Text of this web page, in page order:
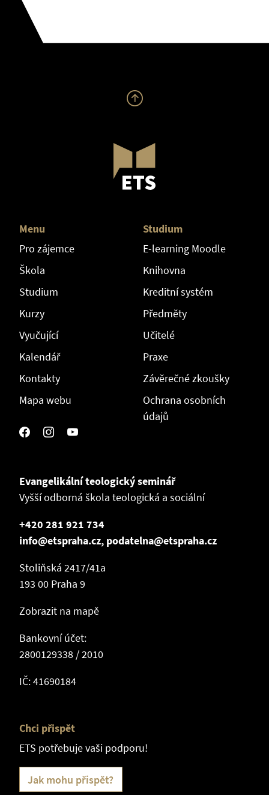
Menu
Pro zájemce
Škola
Studium
Kurzy
Vyučující
Kalendář
Kontakty
Mapa webu
Studium
E-learning Moodle
Knihovna
Kreditní systém
Předměty
Učitelé
Praxe
Závěrečné zkoušky
Ochrana osobních
údajů
Evangelikální teologický seminář
Vyšší odborná škola teologická a sociální
+420 281 921 734
info@etspraha.cz, podatelna@etspraha.cz
Stoliňská 2417/41a
193 00 Praha 9
Zobrazit na mapě
Bankovní účet:
2800129338 / 2010
IČ: 41690184
Chci přispět
ETS potřebuje vaši podporu!
Jak mohu přispět?